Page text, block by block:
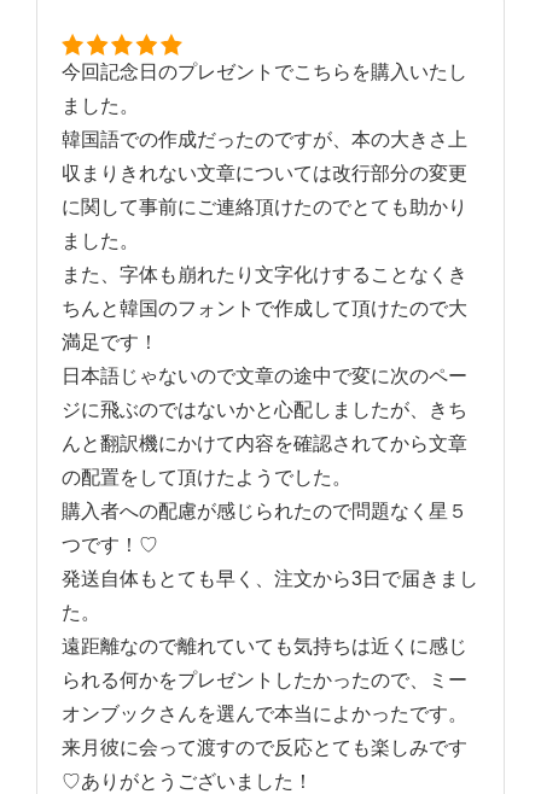
今回記念日のプレゼントでこちらを購入いたし
ました。
韓国語での作成だったのですが、本の大きさ上
収まりきれない文章については改行部分の変更
に関して事前にご連絡頂けたのでとても助かり
ました。
また、字体も崩れたり文字化けすることなくき
ちんと韓国のフォントで作成して頂けたので大
満足です！
日本語じゃないので文章の途中で変に次のペー
ジに飛ぶのではないかと心配しましたが、きち
んと翻訳機にかけて内容を確認されてから文章
の配置をして頂けたようでした。
購入者への配慮が感じられたので問題なく星５
つです！♡
発送自体もとても早く、注文から3日で届きまし
た。
遠距離なので離れていても気持ちは近くに感じ
られる何かをプレゼントしたかったので、ミー
オンブックさんを選んで本当によかったです。
来月彼に会って渡すので反応とても楽しみです
♡ありがとうございました！